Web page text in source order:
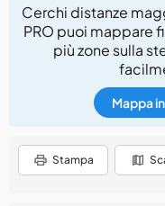
Cerchi distanze
PRO puoi mappare
più zone sulla
Mappa
Stampa